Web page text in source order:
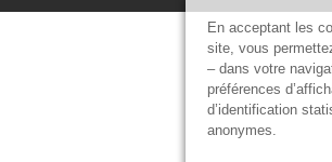
En acceptant les
site, vous
– dans votre
préférences
d’identification
anonymes.